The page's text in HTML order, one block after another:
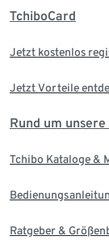
TchiboCard
Jetzt kostenlos
Jetzt Vorteile
Rund um
Tchibo Kataloge &
Ratgeber &